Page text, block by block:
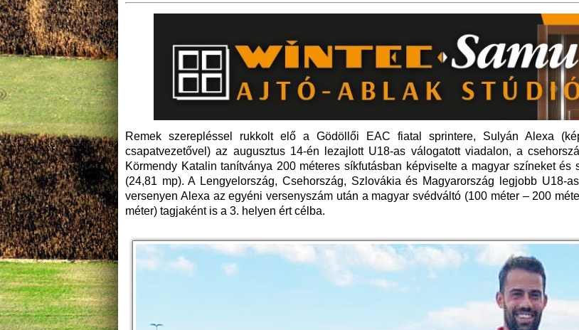
Remek szerepléssel rukkolt elő a Gödöllői EAC fiatal sprintere, Sulyán Alexa
csapatvezetővel) az augusztus 14-én lezajlott U18-as válogatott viadalon, a
Körmendy Katalin tanítványa 200 méteres síkfutásban képviselte a magyar színeket és
(24,81 mp). A Lengyelország, Csehország, Szlovákia és Magyarország legjobb U18-
versenyen Alexa az egyéni versenyszám után a magyar svédváltó (100 méter – 200
méter) tagjaként is a 3. helyen ért célba.